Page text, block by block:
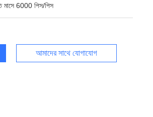
মাসে 6000 পিস/পিস
আমাদের সাথে যোগাযোগ